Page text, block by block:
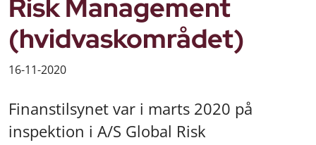
Risk Management
(hvidvaskområdet)
16-11-2020
Finanstilsynet var i marts 2020 på
inspektion i A/S Global Risk